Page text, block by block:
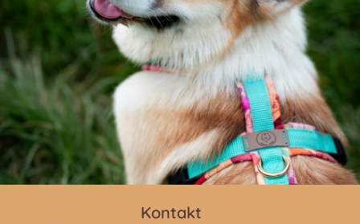
Kontakt